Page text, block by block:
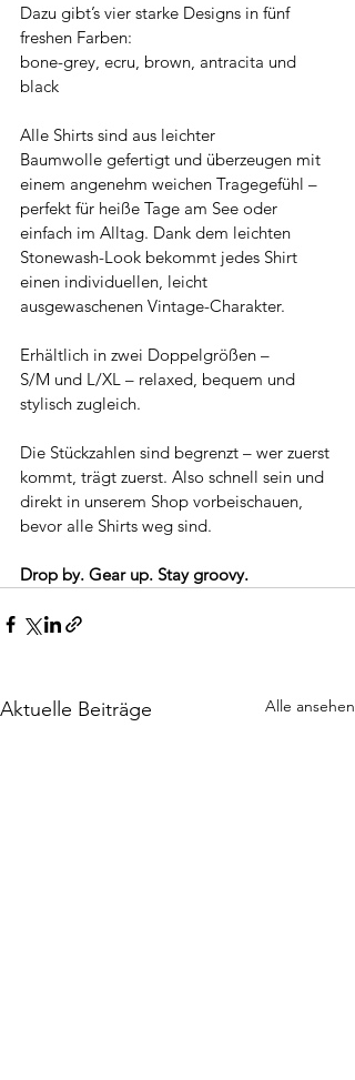
Dazu gibt’s vier starke Designs in fünf
freshen Farben:
bone-grey, ecru, brown, antracita und
black
Alle Shirts sind aus leichter
Baumwolle gefertigt und überzeugen mit
einem angenehm weichen Tragegefühl –
perfekt für heiße Tage am See oder
einfach im Alltag. Dank dem leichten
Stonewash-Look bekommt jedes Shirt
einen individuellen, leicht
ausgewaschenen Vintage-Charakter.
Erhältlich in zwei Doppelgrößen –
S/M und L/XL – relaxed, bequem und
stylisch zugleich.
Die Stückzahlen sind begrenzt – wer zuerst
kommt, trägt zuerst. Also schnell sein und
direkt in unserem Shop vorbeischauen,
bevor alle Shirts weg sind.
Drop by. Gear up. Stay groovy.
Aktuelle Beiträge Alle ansehen